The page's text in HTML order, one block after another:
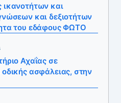
ικανοτήτων και
και δεξιοτήτων
του εδάφους ΦΩΤΟ
Αχαΐας σε
οδικής ασφάλειας, στην